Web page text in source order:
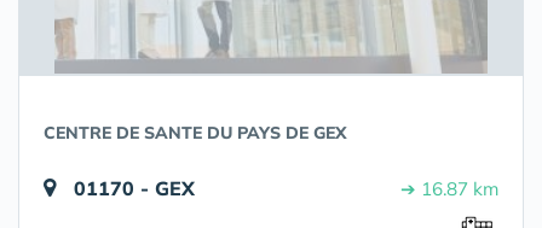
CENTRE DE SANTE DU PAYS DE GEX
01170 - GEX ➔ 16.87 km